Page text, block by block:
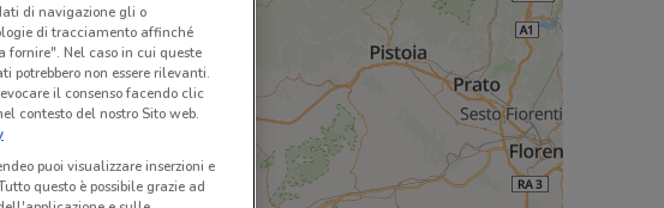
di navigazione gli o
di tracciamento affinché
Nel caso in cui queste
potrebbero non essere rilevanti.
il consenso facendo clic
contesto del nostro Sito web.
puoi visualizzare inserzioni e
questo è possibile grazie ad